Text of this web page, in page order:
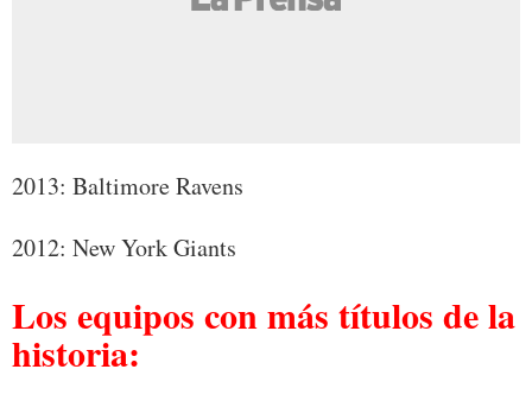
2013: Baltimore Ravens
2012: New York Giants
Los equipos con más títulos de la
historia: